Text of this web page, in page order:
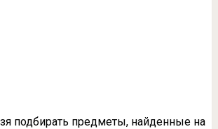
подбирать предметы, найденные на